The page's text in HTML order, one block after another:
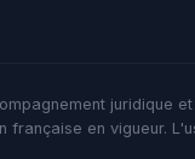
juridique
en vigueur.